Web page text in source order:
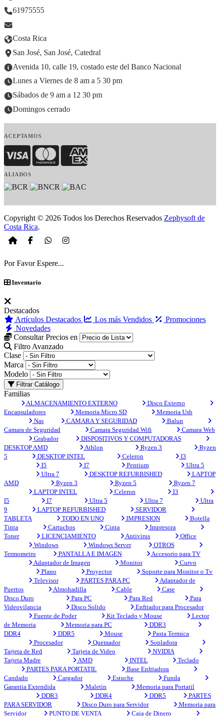
61975555
Costa Rica
San José, San José, Catedral
Avenida 10, calle 19, costado este del Banco Nacional
Lunes a Viernes de 8 am a 5 30 pm
Sábados de 9 am a 12 30 pm
Domingos cerrado
ACEPTAMOS
Visa MasterCardAmerican Express
ALIADOS
Copyright © 2026 Todos los Derechos Reservados Zephysoft de
Costa Rica.
Por Favor Espere...
Inventario
Destacados
Artículos Destacados
Los más Vendidos
Promociones
Novedades
Consultar Precios en
Filtro Avanzado
Clase
Marca
Modelo
Filtrar Catálogo
Familias
ALMACENAMIENTO EXTERNO
Disco Externo
Encapsuladores
Memoria Micro SD
Memoria Usb
Nas
CAMARA Y SEGURIDAD
Balun
Camara de Seguridad
Camara Seguridad Wifi
Camara Web
Grabador
DISPOSITIVOS Y COMPUTADORAS
DESKTOP AMD
Athlon Ryzen 3
Ryzen
5
DESKTOP INTEL Celeron
I3
I5
I7 Pentium
Ultra 5
Ultra 7
DESKTOP REFURBISHED
LAPTOP
AMD
Ryzen 3 Ryzen 5
Ryzen 7
LAPTOP INTEL
Celeron
I3
I5
I7 Ultra 5 Ultra 7
Ultra
9
LAPTOP REFURBISHED
SERVIDOR
TABLETA
TODO EN UNO IMPRESION
Botella
Tinta
Cartuchos Cinta
Impresora
Toner
LICENCIAMIENTO Antivirus
Office
Windows
Windows Server
OTROS
Termometro
PANTALLA E IMAGEN
Accesorio para TV
Adaptador de Imagen
Monitor
Curvo
Plano
Proyector
Soporte para Monitor o Tv
Televisor
PARTES PARA PC
Adaptador de
Puertos
Almohadilla Cable
Case
Disco Duro
Para PC Para Red
Para
Videovilancia
Disco Solido
Enfriador para Procesador
Fuente de Poder
Kit Teclado y Mouse
Lector
de Memoria
Memoria para PC
DDR3
DDR4
DDR5 Mouse
Pasta Termica
Procesador
Quemador
Sopladora
Tarjeta de Red
Tarjeta de Video
NVIDIA
Tarjeta Madre
AMD INTEL
Teclado
PARTES PARA PORTATIL
Base Enfriadora
Candado
Cargador Estuche
Funda
Garantia Extendida
Maletin
Memoria para Portatil
DDR3
DDR4 DDR5
PARTES
PARA SERVIDOR
Disco Duro para Servidor
Memoria para
Servidor
PUNTO DE VENTA Caja de Dinero